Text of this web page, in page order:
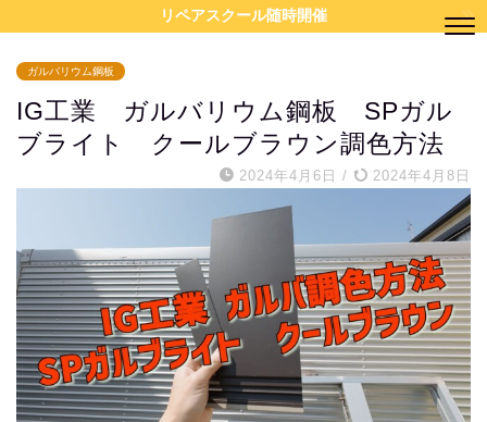
リペアスクール随時開催
ガルバリウム鋼板
IG工業 ガルバリウム鋼板 SPガル
ブライト クールブラウン調色方法
2024年4月6日 / 2024年4月8日